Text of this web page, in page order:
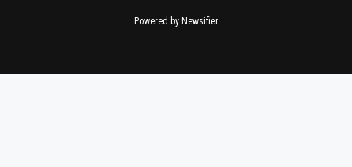
Powered by Newsifier